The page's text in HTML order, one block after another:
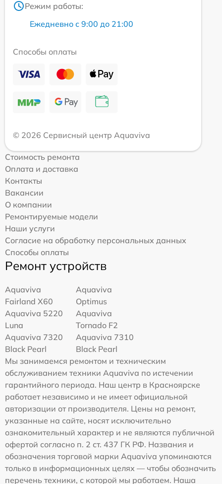
Режим работы:
Ежедневно с 9:00 до 21:00
Способы оплаты
© 2026 Сервисный центр Aquaviva
Стоимость ремонта
Оплата и доставка
Контакты
Вакансии
О компании
Ремонтируемые модели
Наши услуги
Согласие на обработку персональных данных
Способы оплаты
Ремонт устройств
Aquaviva
Fairland X60
Aquaviva
Optimus
Aquaviva 5220
Luna
Aquaviva
Tornado F2
Aquaviva 7320
Black Pearl
Aquaviva 7310
Black Pearl
Мы занимаемся ремонтом и техническим
обслуживанием техники Aquaviva по истечении
гарантийного периода. Наш центр в Красноярске
работает независимо и не имеет официальной
авторизации от производителя. Цены на ремонт,
указанные на сайте, носят исключительно
ознакомительный характер и не являются публичной
офертой согласно п. 2 ст. 437 ГК РФ. Названия и
обозначения торговой марки Aquaviva упоминаются
только в информационных целях — чтобы обозначить
перечень техники, с которой мы работаем. Наша